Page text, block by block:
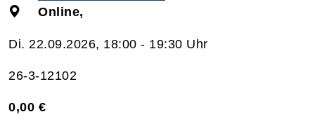
Online,
Di. 22.09.2026, 18:00 - 19:30 Uhr
26-3-12102
0,00 €